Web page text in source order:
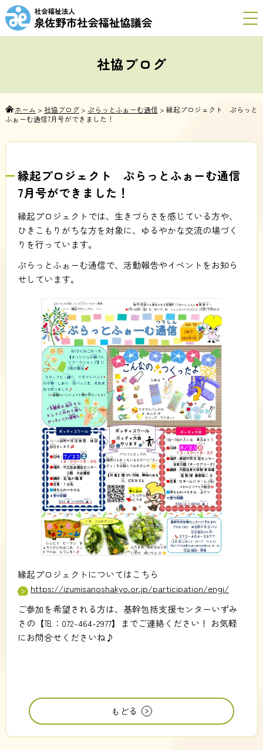
社協ブログ
ホーム > 社協ブログ> ぷらっとふぉーむ通信 > 縁起プロジェクト ぷらっと
ふぉーむ通信7月号ができました！
縁起プロジェクト ぷらっとふぉーむ通信
7月号ができました！
縁起プロジェクトでは、生きづらさを感じている方や、
ひきこもりがちな方を対象に、ゆるやかな交流の場づく
りを行っています。
ぷらっとふぉーむ通信で、活動報告やイベントをお知ら
せしています。
縁起プロジェクトについてはこちら
https://izumisanoshakyo.or.jp/participation/engi/
ご参加を希望される方は、基幹包括支援センターいずみ
さの【℡：072-464-2977】までご連絡ください！ お気軽
にお問合せくださいね♪
もどる